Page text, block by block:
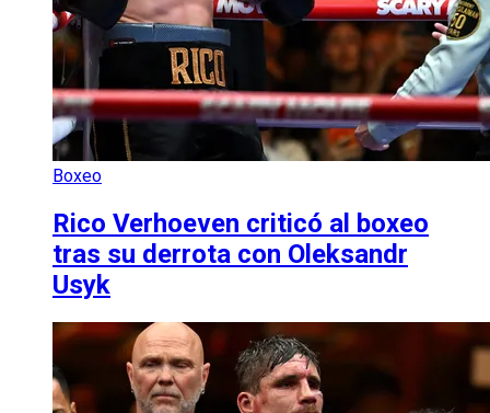
Boxeo
Rico Verhoeven criticó al boxeo
tras su derrota con Oleksandr
Usyk